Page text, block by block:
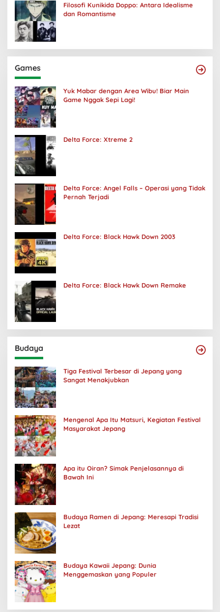
Filosofi Kunikida Doppo: Antara Idealisme
dan Romantisme
Games
Yuk Mabar dengan Area Wibu! Biar Main
Game Nggak Sepi Lagi!
Delta Force: Xtreme 2
Delta Force: Angel Falls – Operasi yang Tidak
Pernah Terjadi
Delta Force: Black Hawk Down 2003
Delta Force: Black Hawk Down Remake
Budaya
Tiga Festival Terbesar di Jepang yang
Sangat Menakjubkan
Mengenal Apa Itu Matsuri, Kegiatan Festival
Masyarakat Jepang
Apa itu Oiran? Simak Penjelasannya di
Bawah Ini
Budaya Ramen di Jepang: Meresapi Tradisi
Lezat
Budaya Kawaii Jepang: Dunia
Menggemaskan yang Populer